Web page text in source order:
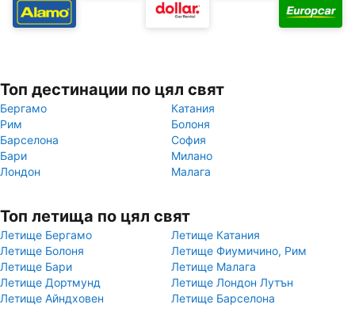
Топ дестинации по цял свят
Бергамо
Катания
Рим
Болоня
Барселона
София
Бари
Милано
Лондон
Малага
Топ летища по цял свят
Летище Бергамо
Летище Катания
Летище Болоня
Летище Фиумичино, Рим
Летище Бари
Летище Малага
Летище Дортмунд
Летище Лондон Лутън
Летище Айндховен
Летище Барселона